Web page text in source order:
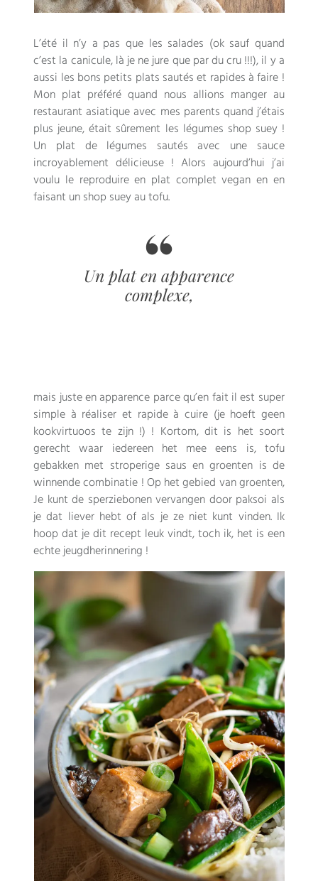
L’été il n’y a pas que les salades (ok sauf quand
c’est la canicule,là je ne jure que par du cru!!!),il y a
aussi les bons petits plats sautés et rapides à faire !
Mon plat préféré quand nous allions manger au
restaurant asiatique avec mes parents quand j’étais
plus jeune,était sûrement les légumes shop suey!
Un plat de légumes sautés avec une sauce
incroyablement délicieuse ! Alors aujourd’hui j’ai
voulu le reproduire en plat complet vegan en en
faisant un shop suey au tofu.
Un plat en apparence
complexe,
mais juste en apparence parce qu’en fait il est super
simple à réaliser et rapide à cuire(je hoeft geen
kookvirtuoos te zijn !) ! Kortom, dit is het soort
gerecht waar iedereen het mee eens is, tofu
gebakken met stroperige saus en groenten is de
winnende combinatie ! Op het gebied van groenten,
Je kunt de sperziebonen vervangen door paksoi als
je dat liever hebt of als je ze niet kunt vinden. Ik
hoop dat je dit recept leuk vindt, toch ik, het is een
echte jeugdherinnering !